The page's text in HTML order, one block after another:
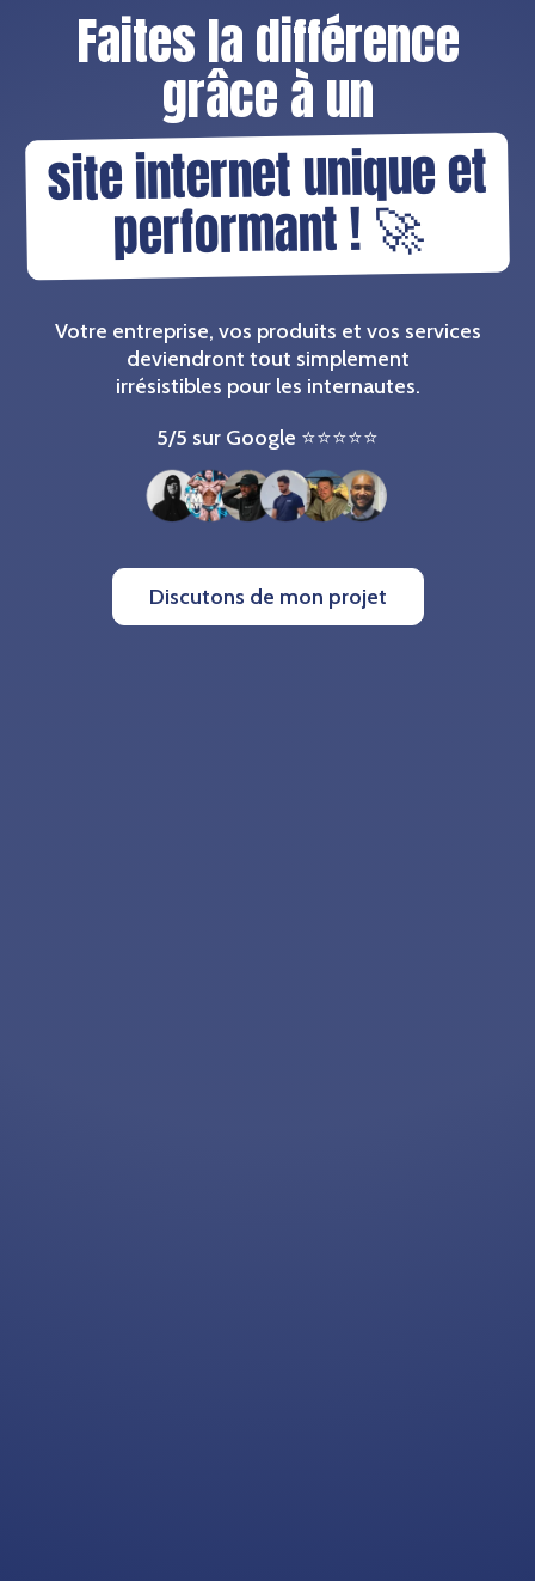
Faites la différence
grâce à un
site internet unique et
performant ! 🚀
Votre entreprise, vos produits et vos services
deviendront tout simplement
irrésistibles pour les internautes.
5/5 sur Google ⭐⭐⭐⭐⭐️
Discutons de mon projet